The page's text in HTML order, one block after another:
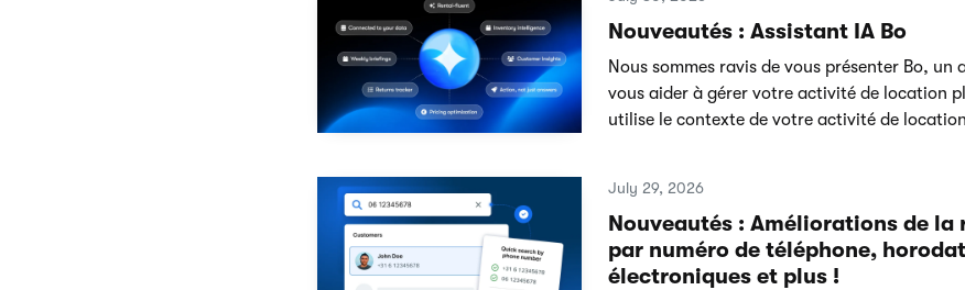
Nouveautés : Assistant IA Bo
Nous sommes ravis de vous présenter Bo, un
vous aider à gérer votre activité de location
utilise le contexte de votre activité de
July 29, 2026
Nouveautés : Améliorations de la
par numéro de téléphone,
électroniques et plus !